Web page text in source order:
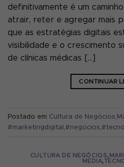
definitivamente é um
atrair, reter e agregar mais
que as estratégias digitais
visibilidade e o crescimento
de clínicas médicas […]
CONTINUAR
Postado em Cultura de Negócios
#marketingdigital #negocios
CULTURA DE NEGÓCIOS,
MEDIA,